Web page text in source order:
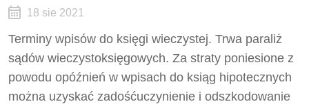
18 sie 2021
Terminy wpisów do księgi wieczystej. Trwa paraliż
sądów wieczystoksięgowych. Za straty poniesione z
powodu opóźnień w wpisach do ksiąg hipotecznych
można uzyskać zadośćuczynienie i odszkodowanie